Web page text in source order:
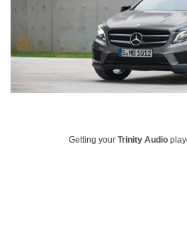
Getting your Trinity Audio